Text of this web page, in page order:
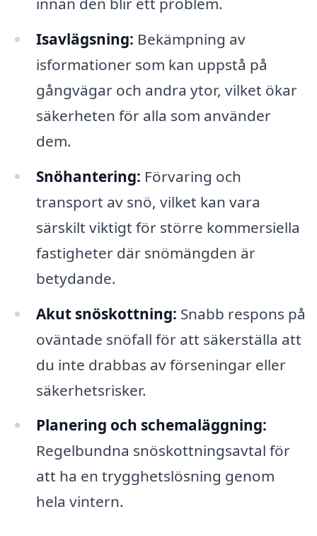
Isavlägsning: Bekämpning av
isformationer som kan uppstå på
gångvägar och andra ytor, vilket ökar
säkerheten för alla som använder
dem.
Snöhantering: Förvaring och
transport av snö, vilket kan vara
särskilt viktigt för större kommersiella
fastigheter där snömängden är
betydande.
Akut snöskottning: Snabb respons på
oväntade snöfall för att säkerställa att
du inte drabbas av förseningar eller
säkerhetsrisker.
Planering och schemaläggning:
Regelbundna snöskottningsavtal för
att ha en trygghetslösning genom
hela vintern.